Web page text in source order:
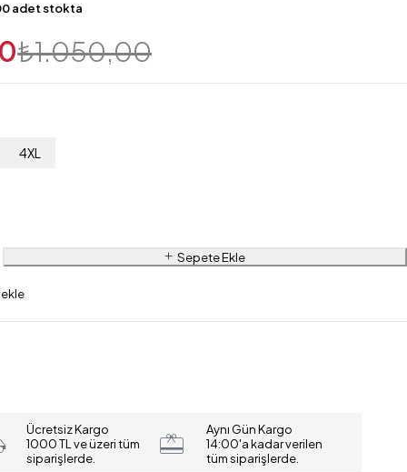
adet stokta
₺1.050,00
4XL
Sepete Ekle
Ücretsiz Kargo
1000 TL ve üzeri tüm
siparişlerde.
Aynı Gün Kargo
14:00'a kadar verilen
tüm siparişlerde.